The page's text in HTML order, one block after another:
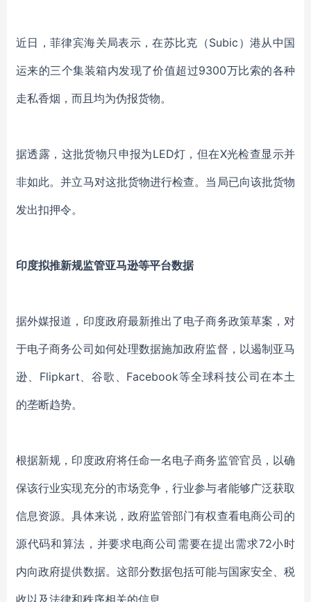
近日，菲律宾海关局表示，在苏比克（Subic）港从中国
运来的三个集装箱内发现了价值超过9300万比索的各种
走私香烟，而且均为伪报货物。
据透露，这批货物只申报为LED灯，但在X光检查显示并
非如此。并立马对这批货物进行检查。当局已向该批货物
发出扣押令。
印度拟推新规监管亚马逊等平台数据
据外媒报道，印度政府最新推出了电子商务政策草案，对
于电子商务公司如何处理数据施加政府监督，以遏制亚马
逊、Flipkart、谷歌、Facebook等全球科技公司在本土
的垄断趋势。
根据新规，印度政府将任命一名电子商务监管官员，以确
保该行业实现充分的市场竞争，行业参与者能够广泛获取
信息资源。具体来说，政府监管部门有权查看电商公司的
源代码和算法，并要求电商公司需要在提出需求72小时
内向政府提供数据。这部分数据包括可能与国家安全、税
收以及法律和秩序相关的信息。